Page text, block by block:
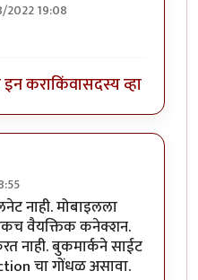
2022 19:08
करण्याचा
कराकिंवासदस्य व्हा
लॉगिन करण्याचाby
नाही. मोबाइलला
वैयक्तिक कनेक्शन.
नाही. बुकमार्कने साईट
चा गोंधळ असावा.